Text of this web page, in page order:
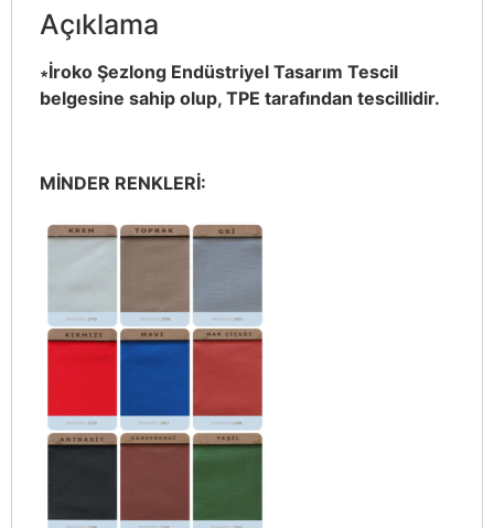
Açıklama
∗İroko Şezlong Endüstriyel Tasarım Tescil
belgesine sahip olup, TPE tarafından tescillidir.
MİNDER RENKLERİ: